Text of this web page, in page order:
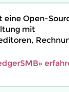
eine Open-
mit